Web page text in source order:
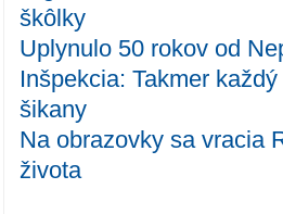
škôlky
Uplynulo 50 rokov od
Inšpekcia: Takmer
šikany
Na obrazovky sa vracia
života